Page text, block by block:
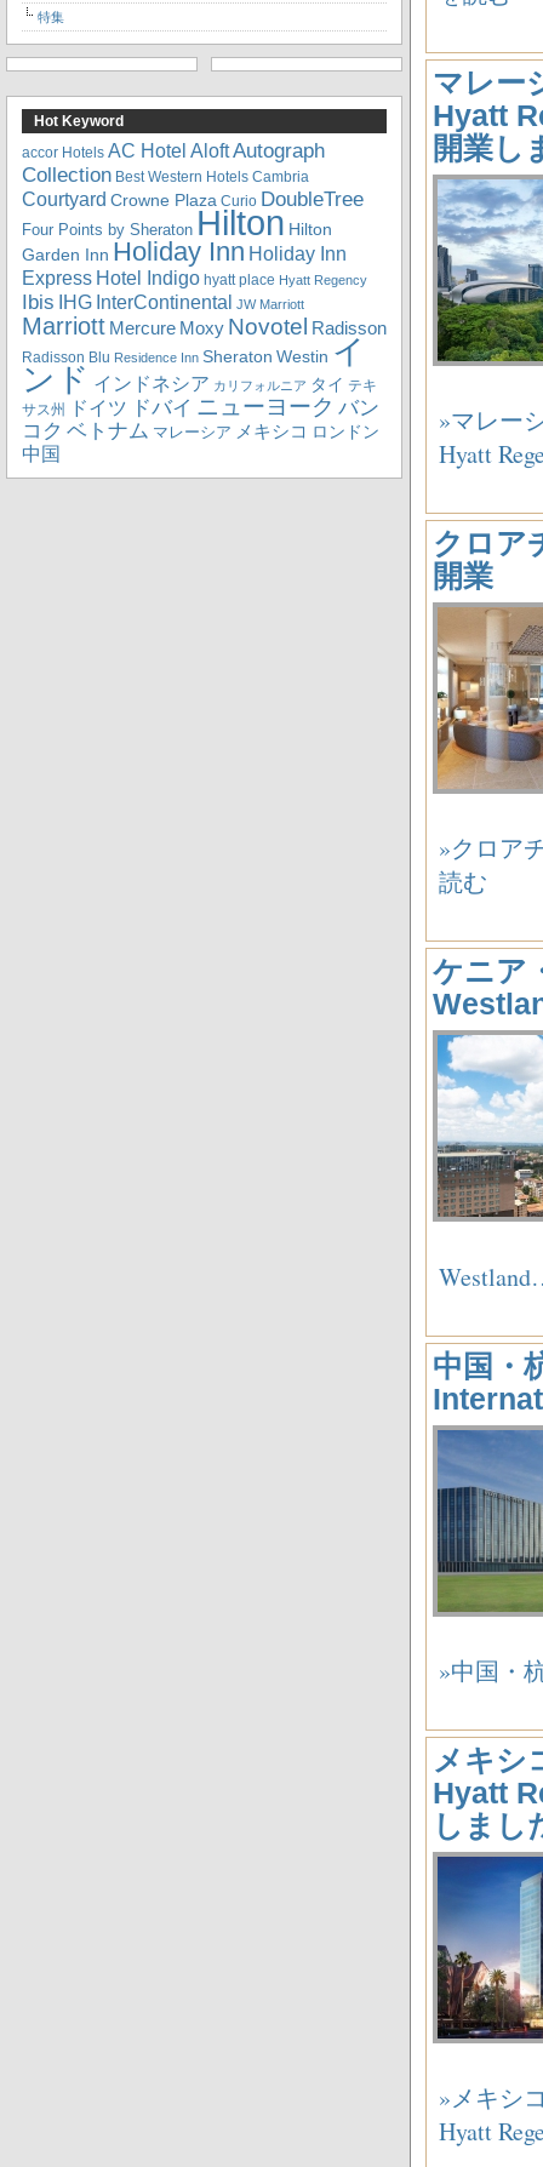
マレー
Hyatt
開業し
»マレー
Hyatt
クロア
開業
»クロア
読む
ケニア
中国・
»中国・
メキシ
Hyatt
しまし
»メキシ
Hyatt
特集
Hot Keyword
accor Hotels AC Hotel AloftAutograph
Collection Best Western Hotels Cambria
Courtyard Crowne Plaza Curio DoubleTree
Four Points by Sheraton Hilton Hilton
Garden Inn Holiday Inn Holiday Inn
Express Hotel Indigo hyatt place Hyatt Regency
Ibis IHG InterContinental JW Marriott
Marriott Mercure Moxy Novotel Radisson
Radisson Blu Residence Inn Sheraton Westin イ
ンド インドネシア カリフォルニア タイ テキ
サス州
ドイツ ドバイ ニューヨーク バン
コク ベトナム マレーシア メキシコ ロンドン
中国